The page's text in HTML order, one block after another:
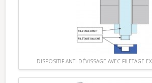
DISPOSITIF ANTI-DÉVISSAGE AVEC FILETAGE